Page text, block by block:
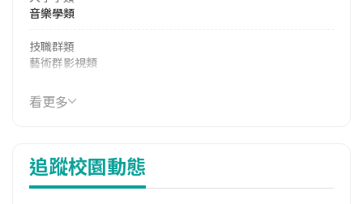
音樂學類
技職群類
藝術群影視類
114年學費
40,815 元/學期
14,455 元/學期
114年註冊率
看更多
追蹤校園動態